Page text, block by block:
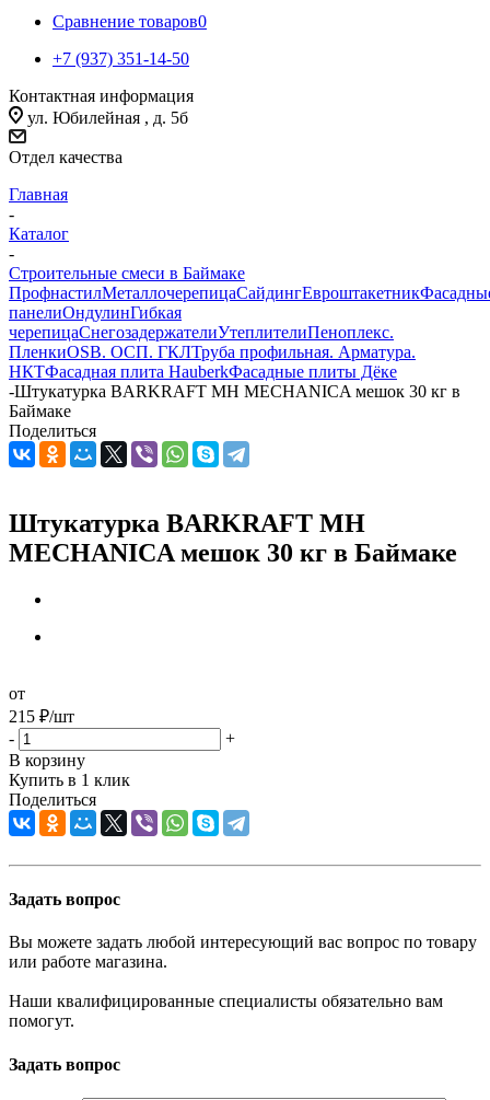
Сравнение товаров0
+7 (937) 351-14-50
Контактная информация
ул. Юбилейная , д. 5б
Отдел качества
Главная
-
Каталог
-
Строительные смеси в Баймаке
ПрофнастилМеталлочерепицаСайдингЕвроштакетник
панелиОндулинГибкая
черепицаСнегозадержателиУтеплителиПеноплекс.
ПленкиOSB. ОСП. ГКЛТруба профильная. Арматура.
НКТФасадная плита HauberkФасадные плиты Дёке
-Штукатурка BARKRAFT MH MECHANICA мешок 30 кг в
Баймаке
Поделиться
Штукатурка BARKRAFT MH
MECHANICA мешок 30 кг в Баймаке
от
215 ₽/шт
-
+
В корзину
Купить в 1 клик
Поделиться
Задать вопрос
Вы можете задать любой интересующий вас вопрос по товару
или работе магазина.
Наши квалифицированные специалисты обязательно вам
помогут.
Задать вопрос